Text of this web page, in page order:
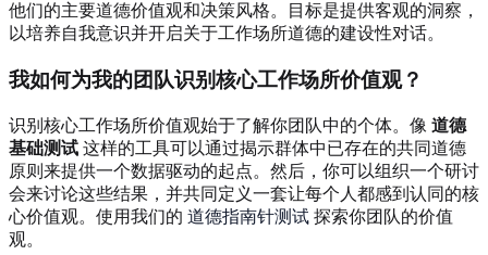
他们的主要道德价值观和决策风格。目标是提供客观的洞察，
以培养自我意识并开启关于工作场所道德的建设性对话。
我如何为我的团队识别核心工作场所价值观？
识别核心工作场所价值观始于了解你团队中的个体。像 道德
基础测试 这样的工具可以通过揭示群体中已存在的共同道德
原则来提供一个数据驱动的起点。然后，你可以组织一个研讨
会来讨论这些结果，并共同定义一套让每个人都感到认同的核
心价值观。使用我们的 道德指南针测试 探索你团队的价值
观。